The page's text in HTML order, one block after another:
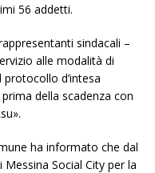
56 addetti.
sindacali –
alle modalità di
d’intesa
della scadenza con
ha informato che dal
Social City per la